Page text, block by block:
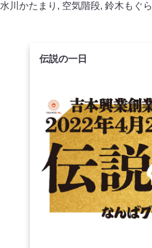
水川かたまり , 空気階段, 鈴木もぐら
伝説の一日